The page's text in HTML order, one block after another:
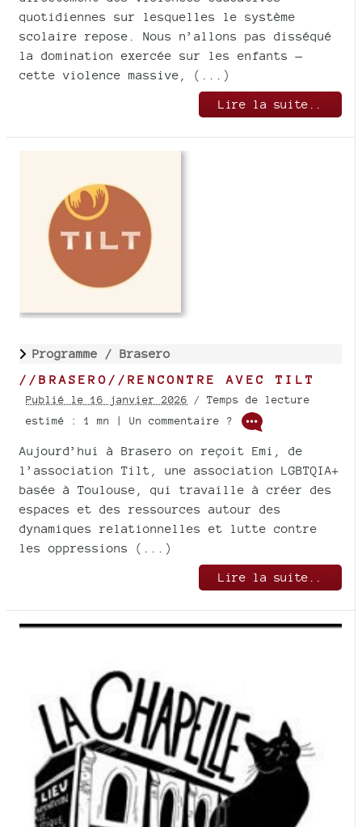
quotidiennes sur lesquelles le système
scolaire repose. Nous n’allons pas disséqué
la domination exercée sur les enfants —
cette violence massive, (...)
Lire la suite..
Programme / Brasero
//BRASERO//RENCONTRE AVEC TILT
Publié le 16 janvier 2026 / Temps de lecture
estimé : 1 mn | Un commentaire ?
Aujourd’hui à Brasero on reçoit Emi, de
l’association Tilt, une association LGBTQIA+
basée à Toulouse, qui travaille à créer des
espaces et des ressources autour des
dynamiques relationnelles et lutte contre
les oppressions (...)
Lire la suite..